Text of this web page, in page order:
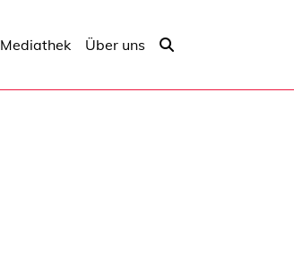
Über uns